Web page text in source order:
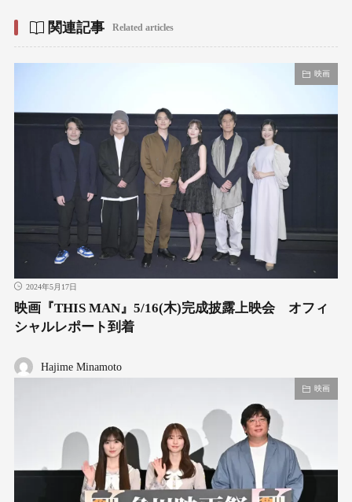
関連記事 Related articles
映画
2024年5月17日
映画『THIS MAN』5/16(木)完成披露上映会 オフィ
シャルレポート到着
Hajime Minamoto
映画